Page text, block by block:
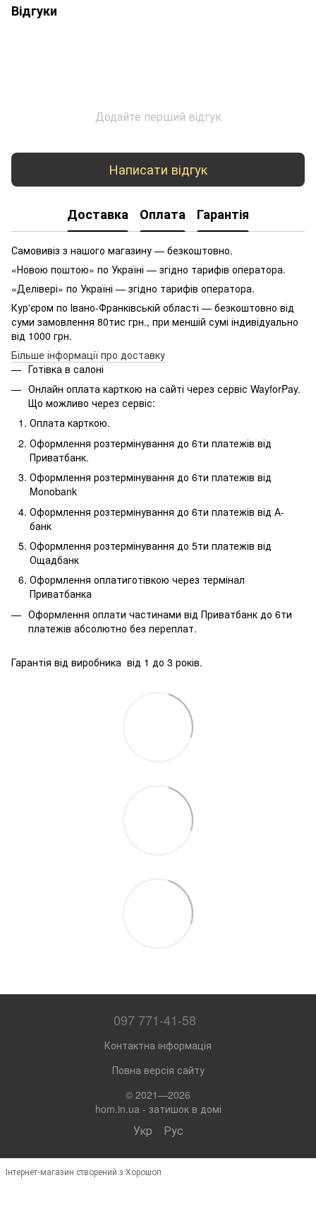
Відгуки
Додайте перший відгук
Написати відгук
Доставка Оплата Гарантія
Самовивіз з нашого магазину — безкоштовно.
«Новою поштою» по Україні — згідно тарифів оператора.
«Делівері» по Україні — згідно тарифів оператора.
Кур'єром по Івано-Франківській області — безкоштовно від
суми замовлення 80тис грн., при меншій сумі індивідуально
від 1000 грн.
Більше інформації про доставку
Готівка в салоні
Онлайн оплата карткою на сайті через сервіс WayforPay.
Що можливо через сервіс:
Оплата карткою.
Оформлення розтермінування до 6ти платежів від
Приватбанк.
Оформлення розтермінування до 6ти платежів від
Monobank
Оформлення розтермінування до 6ти платежів від А-
банк
Оформлення розтермінування до 5ти платежів від
Ощадбанк
Оформлення оплатиготівкою через термінал
Приватбанка
Оформлення оплати частинами від Приватбанк до 6ти
платежів абсолютно без переплат.
Гарантія від виробника від 1 до 3 років.
097 771-41-58
Контактна інформація
Повна версія сайту
© 2021—2026
hom.in.ua - затишок в домі
Укр Рус
Інтернет-магазин створений з Хорошоп